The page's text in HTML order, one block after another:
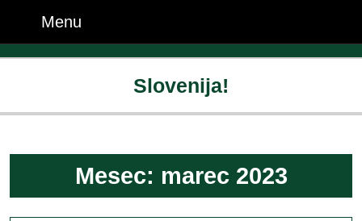
content
Menu
Slovenija!
Mesec: marec 2023